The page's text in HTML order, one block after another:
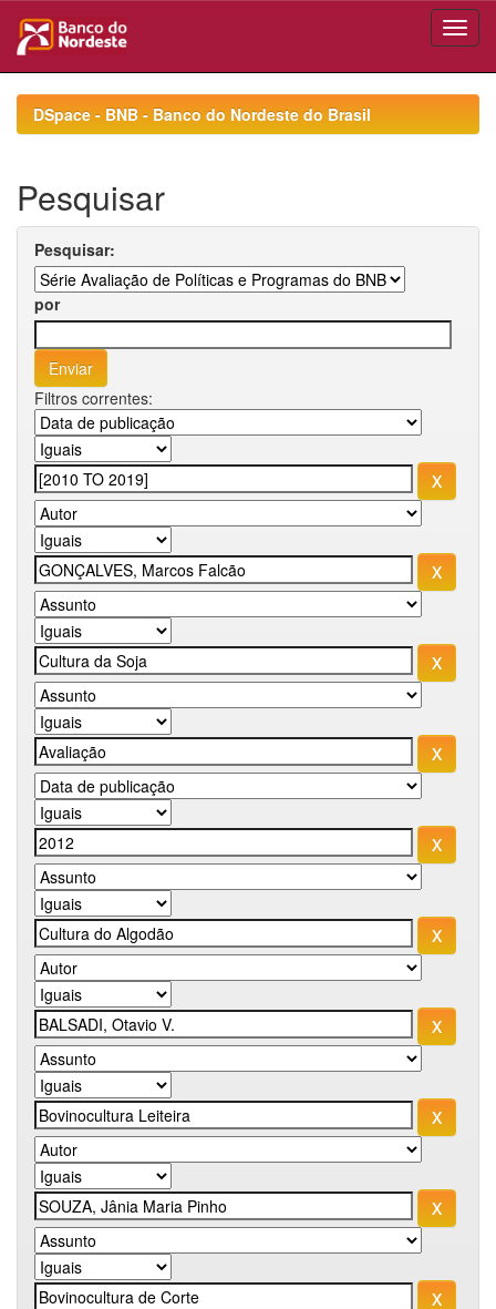
navigationDSpace - BNB - Banco do Nordeste do Brasil
Pesquisar
Pesquisar:
por
Filtros correntes: